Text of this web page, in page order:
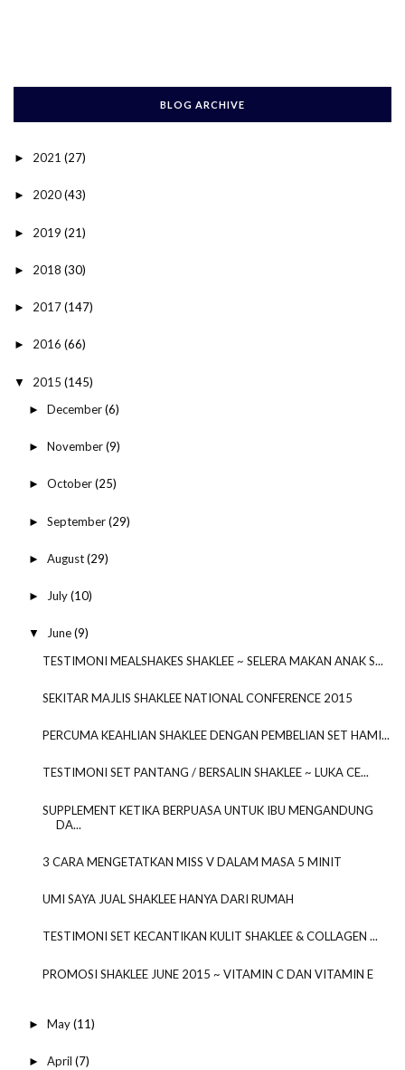
BLOG ARCHIVE
► 2021 (27)
► 2020(43)
► 2019 (21)
► 2018 (30)
► 2017(147)
► 2016 (66)
▼ 2015 (145)
► December(6)
► November(9)
► October(25)
► September(29)
► August(29)
► July(10)
▼ June(9)
TESTIMONI MEALSHAKES SHAKLEE ~ SELERA MAKAN ANAK S...
SEKITAR MAJLIS SHAKLEE NATIONAL CONFERENCE 2015
PERCUMA KEAHLIAN SHAKLEE DENGAN PEMBELIAN SET HAMI...
TESTIMONI SET PANTANG / BERSALIN SHAKLEE ~ LUKA CE...
SUPPLEMENT KETIKA BERPUASA UNTUK IBU MENGANDUNG
DA...
3 CARA MENGETATKAN MISS V DALAM MASA 5 MINIT
UMI SAYA JUAL SHAKLEE HANYA DARI RUMAH
TESTIMONI SET KECANTIKAN KULIT SHAKLEE & COLLAGEN ...
PROMOSI SHAKLEE JUNE 2015 ~ VITAMIN C DAN VITAMIN E
► May(11)
► April (7)